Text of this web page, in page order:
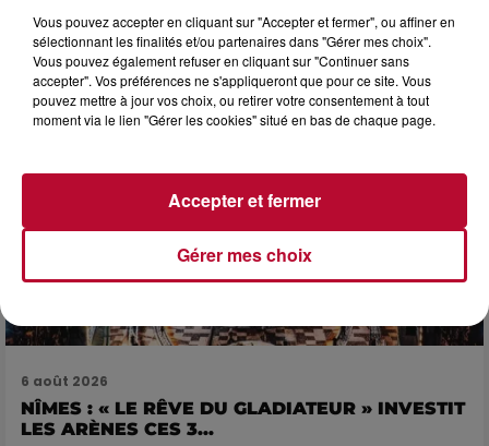
DINER CONCERT À LA MJC DE MARSEILLAN
6 août 2026
NÎMES : « LE RÊVE DU GLADIATEUR » INVESTIT
LES ARÈNES CES 3...
Vous pouvez accepter en cliquant sur "Accepter et fermer", ou affiner en
sélectionnant les finalités et/ou partenaires dans "Gérer mes choix".
Vous pouvez également refuser en cliquant sur "Continuer sans
accepter". Vos préférences ne s'appliqueront que pour ce site. Vous
pouvez mettre à jour vos choix, ou retirer votre consentement à tout
moment via le lien "Gérer les cookies" situé en bas de chaque page.
Gérer mes choix
Accepter et fermer